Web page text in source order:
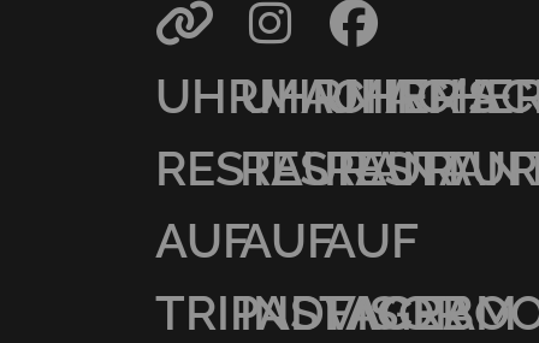
UHRMACHER’S
RESTAURANT
AUF
TRIPADVISOR
AUF
INSTAGRAM
AUF